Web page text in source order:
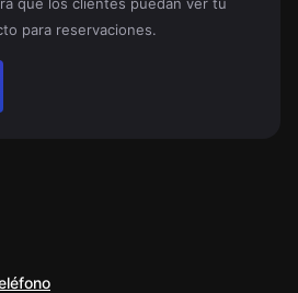
para reservaciones.